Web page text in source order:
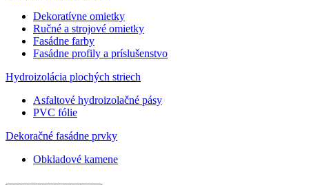
Dekoratívne omietky
Ručné a strojové omietky
Fasádne farby
Fasádne profily a príslušenstvo
Hydroizolácia plochých striech
Asfaltové hydroizolačné pásy
PVC fólie
Dekoračné fasádne prvky
Obkladové kamene